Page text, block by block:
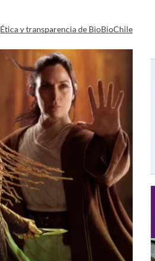
Ética y transparencia de BioBioChile